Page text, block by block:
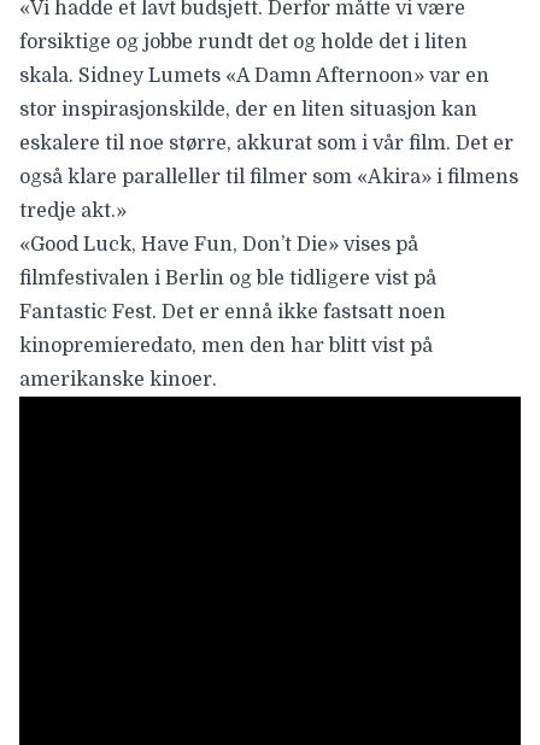
«Vi hadde et lavt budsjett. Derfor måtte vi være
forsiktige og jobbe rundt det og holde det i liten
skala. Sidney Lumets «A Damn Afternoon» var en
stor inspirasjonskilde, der en liten situasjon kan
eskalere til noe større, akkurat som i vår film. Det er
også klare paralleller til filmer som «Akira» i filmens
tredje akt.»
«Good Luck, Have Fun, Don’t Die» vises på
filmfestivalen i Berlin og ble tidligere vist på
Fantastic Fest. Det er ennå ikke fastsatt noen
kinopremieredato, men den har blitt vist på
amerikanske kinoer.